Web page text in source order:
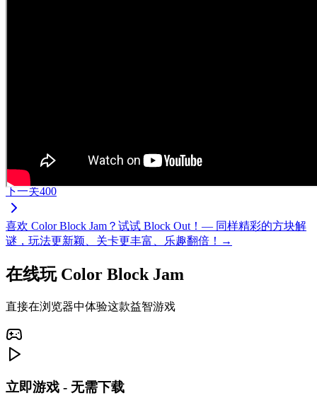
下一关400
喜欢 Color Block Jam？试试 Block Out！— 同样精彩的方块解
谜，玩法更新颖、关卡更丰富、乐趣翻倍！→
在线玩 Color Block Jam
直接在浏览器中体验这款益智游戏
立即游戏 - 无需下载